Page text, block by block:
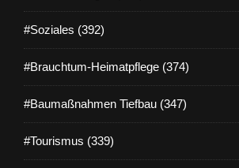
#Soziales (392)
#Brauchtum-Heimatpflege (374)
#Baumaßnahmen Tiefbau (347)
#Tourismus (339)